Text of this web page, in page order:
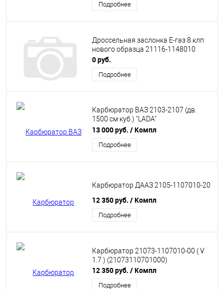
Подробнее
Дроссельная заслонка Е-газ 8 клп
нового образца 21116-1148010
0 руб.
Подробнее
Карбюратор ВАЗ 2103-2107 (дв.
1500 см куб.) "LADA"
(21070110701000)
13 000 руб. / Компл
Подробнее
Карбюратор ДААЗ 2105-1107010-20
12 350 руб. / Компл
Подробнее
Карбюратор 21073-1107010-00 ( V
1.7 ) (21073110701000)
12 350 руб. / Компл
Подробнее